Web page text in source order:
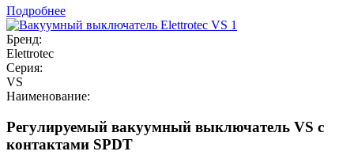
Подробнее
Бренд:
Elettrotec
Серия:
VS
Наименование:
Регулируемый вакуумный выключатель VS с
контактами SPDT